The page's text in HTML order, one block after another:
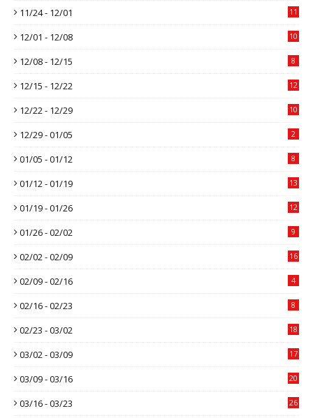
11/24 - 12/01 11
12/01 - 12/08 10
12/08 - 12/15 8
12/15 - 12/22 12
12/22 - 12/29 10
12/29 - 01/05 2
01/05 - 01/12 8
01/12 - 01/19 13
01/19 - 01/26 12
01/26 - 02/02 9
02/02 - 02/09 16
02/09 - 02/16 4
02/16 - 02/23 8
02/23 - 03/02 18
03/02 - 03/09 17
03/09 - 03/16 20
03/16 - 03/23 26